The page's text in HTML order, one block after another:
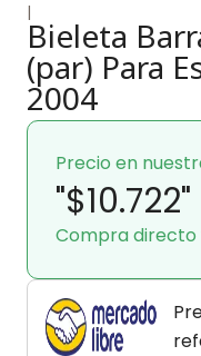
|
Bieleta
(par) Para
2004
Precio en
"$10.722"
Compra directo